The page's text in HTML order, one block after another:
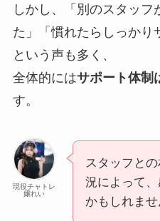
しかし、「別のスタッ
た」「慣れたらしっかり
という声も多く、
全体的にはサポート体制
す。
現役チャトレ
嬢れい
スタッフと
況によって
かもしれませ